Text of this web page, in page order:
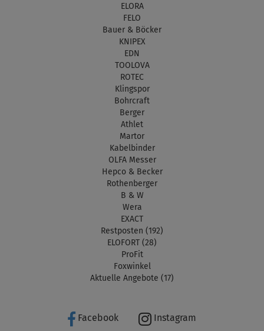
ELORA
FELO
Bauer & Böcker
KNIPEX
EDN
TOOLOVA
ROTEC
Klingspor
Bohrcraft
Berger
Athlet
Martor
Kabelbinder
OLFA Messer
Hepco & Becker
Rothenberger
B & W
Wera
EXACT
Restposten (192)
ELOFORT (28)
ProFit
Foxwinkel
Aktuelle Angebote (17)
Facebook Instagram